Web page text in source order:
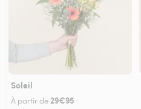
Soleil
À partir de 29€95